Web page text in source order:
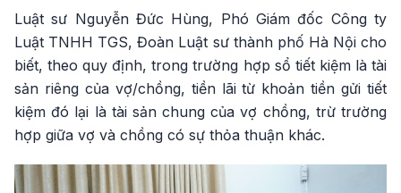
Luật sư Nguyễn Đức Hùng, Phó Giám đốc Công ty
Luật TNHH TGS, Đoàn Luật sư thành phố Hà Nội cho
biết, theo quy định, trong trường hợp sổ tiết kiệm là tài
sản riêng của vợ/chồng, tiền lãi từ khoản tiền gửi tiết
kiệm đó lại là tài sản chung của vợ chồng, trừ trường
hợp giữa vợ và chồng có sự thỏa thuận khác.